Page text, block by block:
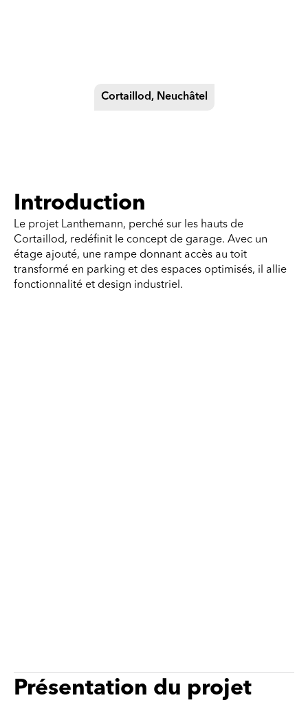
Cortaillod, Neuchâtel
Introduction
Le projet Lanthemann, perché sur les hauts de
Cortaillod, redéfinit le concept de garage. Avec un
étage ajouté, une rampe donnant accès au toit
transformé en parking et des espaces optimisés, il allie
fonctionnalité et design industriel.
Présentation du projet